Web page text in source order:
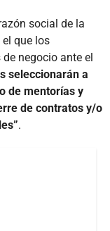
social de la
el que los
negocio ante el
seleccionarán a
de mentorías y
de contratos y/o
.